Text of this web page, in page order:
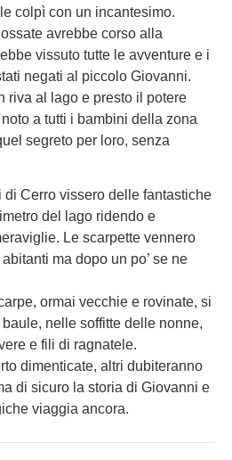
colpì con un incantesimo.
avrebbe corso alla
vissuto tutte le avventure e i
negati al piccolo Giovanni.
riva al lago e presto il potere
a tutti i bambini della zona
segreto per loro, senza
di Cerro vissero delle fantastiche
del lago ridendo e
Le scarpette vennero
ma dopo un po’ se ne
ormai vecchie e rovinate, si
nelle soffitte delle nonne,
e fili di ragnatele.
dimenticate, altri dubiteranno
di sicuro la storia di Giovanni e
viaggia ancora.